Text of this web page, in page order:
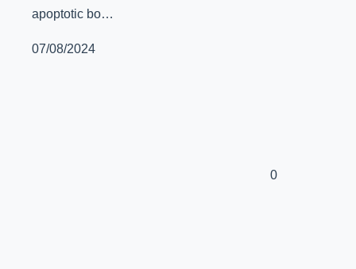
apoptotic bo…
07/08/2024
0